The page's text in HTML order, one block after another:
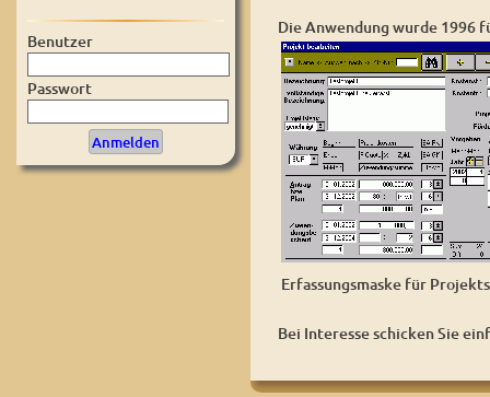
Benutzer
Passwort
Die Anwendung wurde 1996
Erfassungsmaske für
Bei Interesse schicken Sie